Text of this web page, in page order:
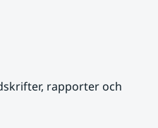
rapporter och